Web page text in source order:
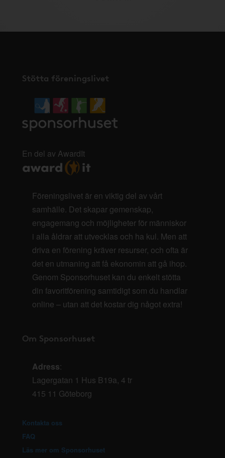
Stötta föreningslivet
En del av AwardIt
Föreningslivet är en viktig del av vårt
samhälle. Det skapar gemenskap,
engagemang och möjligheter för människor
i alla åldrar att utvecklas och ha kul. Men att
driva en förening kräver resurser, och ofta är
det en utmaning att få ekonomin att gå ihop.
Genom Sponsorhuset kan du enkelt stötta
din favoritförening samtidigt som du handlar
online – utan att det kostar dig något extra!
Om Sponsorhuset
Adress:
Lagergatan 1 Hus B19a, 4 tr
415 11 Göteborg
Kontakta oss
FAQ
Läs mer om Sponsorhuset